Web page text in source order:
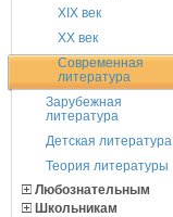
XIX век
XX век
Современная
литература
Зарубежная
литература
Детская литература
Теория литературы
Любознательным
Школьникам